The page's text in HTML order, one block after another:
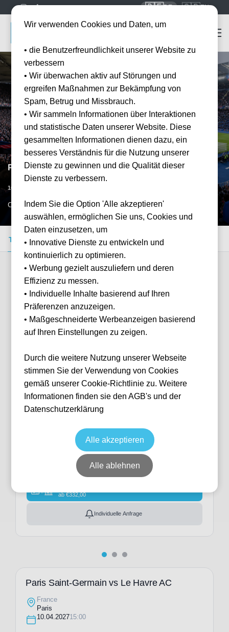
🇩🇪DE 🇬🇧EN
Paris Saint-Germain vs Le Havre AC
10.04.2027
CDG, FR
Tickets kaufen Event-Info FAQ
Verfügbare Kategorien (3)
Longside Middle/Lower - Up to 2
Ligue 1
15:00
10 verfügbar
Frankreich
Parc des Princes
+
ab€332,00
Individuelle Anfrage
Paris Saint-Germain vs Le Havre AC
France
Paris
10.04.202715:00
Wir verwenden Cookies und Daten, um
• die Benutzerfreundlichkeit unserer Website zu
verbessern
• Wir überwachen aktiv auf Störungen und
ergreifen Maßnahmen zur Bekämpfung von
Spam, Betrug und Missbrauch.
• Wir sammeln Informationen über Interaktionen
und statistische Daten unserer Website. Diese
gesammelten Informationen dienen dazu, ein
besseres Verständnis für die Nutzung unserer
Dienste zu gewinnen und die Qualität dieser
Dienste zu verbessern.
Indem Sie die Option 'Alle akzeptieren'
auswählen, ermöglichen Sie uns, Cookies und
Daten einzusetzen, um
• Innovative Dienste zu entwickeln und
kontinuierlich zu optimieren.
• Werbung gezielt auszuliefern und deren
Effizienz zu messen.
• Individuelle Inhalte basierend auf Ihren
Präferenzen anzuzeigen.
• Maßgeschneiderte Werbeanzeigen basierend
auf Ihren Einstellungen zu zeigen.
Durch die weitere Nutzung unserer Webseite
stimmen Sie der Verwendung von Cookies
gemäß unserer Cookie-Richtlinie zu. Weitere
Informationen finden sie den AGB's und der
Datenschutzerklärung
Alle akzeptieren
Alle ablehnen